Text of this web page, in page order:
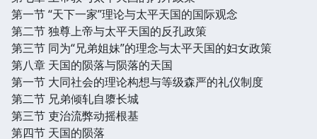
第一节 “天下一家”理论与太平天国的国际观念
第二节 独尊上帝与太平天国的反孔政策
第三节 同为“兄弟姐妹”的理念与太平天国的妇女政策
第八章 天国的陨落与陨落的天国
第一节 大同社会的理论构想与等级森严的礼仪制度
第二节 兄弟倾轧自隳长城
第三节 吏治流弊动摇根基
第四节 天国的陨落